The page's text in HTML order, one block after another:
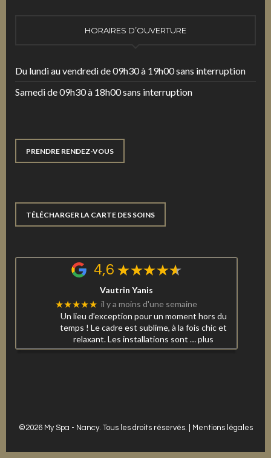
HORAIRES D’OUVERTURE
Du lundi au vendredi de 09h30 à 19h00 sans interruption
Samedi de 09h30 à 18h00 sans interruption
PRENDRE RENDEZ-VOUS
TÉLÉCHARGER LA CARTE DES SOINS
4,6
Vautrin Yanis
★★★★★ il y a moins d'une semaine
Un lieu d’exception pour un moment hors du
temps ! Le cadre est sublime, à la fois chic et
relaxant. Les installations sont … plus
©2026 My Spa - Nancy. Tous les droits réservés. | Mentions légales